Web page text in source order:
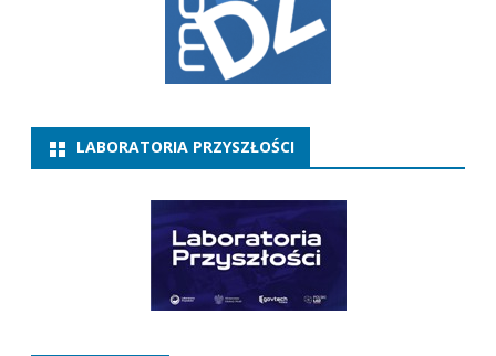
LABORATORIA PRZYSZŁOŚCI